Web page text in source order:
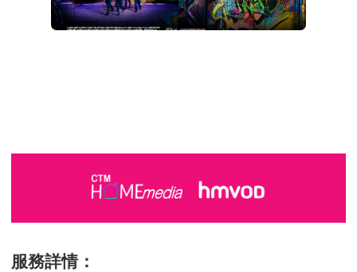
服務詳情：